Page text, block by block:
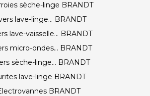
sèche-linge BRANDT
lave-linge... BRANDT
lave-vaisselle... BRANDT
micro-ondes... BRANDT
sèche-linge... BRANDT
lave-linge BRANDT
BRANDT